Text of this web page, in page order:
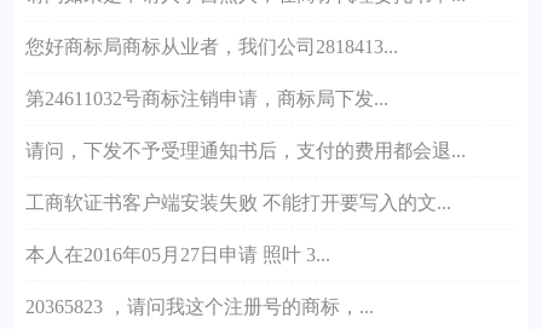
您好商标局商标从业者，我们公司2818413...
第24611032号商标注销申请，商标局下发...
请问，下发不予受理通知书后，支付的费用都会退...
工商软证书客户端安装失败 不能打开要写入的文...
本人在2016年05月27日申请 照叶 3...
20365823 ，请问我这个注册号的商标，...